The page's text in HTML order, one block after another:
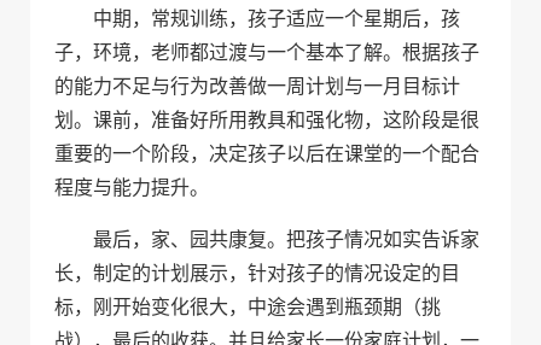
中期，常规训练，孩子适应一个星期后，孩
子，环境，老师都过渡与一个基本了解。根据孩子
的能力不足与行为改善做一周计划与一月目标计
划。课前，准备好所用教具和强化物，这阶段是很
重要的一个阶段，决定孩子以后在课堂的一个配合
程度与能力提升。
最后，家、园共康复。把孩子情况如实告诉家
长，制定的计划展示，针对孩子的情况设定的目
标，刚开始变化很大，中途会遇到瓶颈期（挑
战），最后的收获。并且给家长一份家庭计划，一